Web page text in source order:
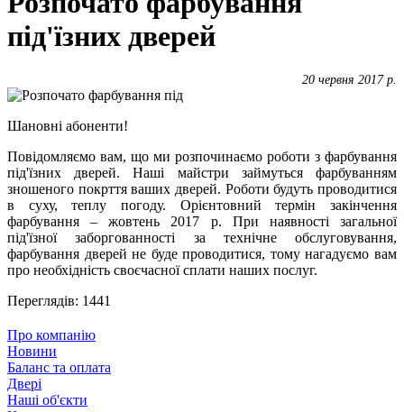
під'їзних дверей
20 червня 2017 р.
Шановні абоненти!
Повідомляємо вам, що ми розпочинаємо роботи з фарбування
під'їзних дверей. Наші майстри займуться фарбуванням
зношеного покрття ваших дверей. Роботи будуть проводитися
в суху, теплу погоду. Орієнтовний термін закінчення
фарбування – жовтень 2017 р. При наявності загальної
під'їзної заборгованності за технічне обслуговування,
фарбування дверей не буде проводитися, тому нагадуємо вам
про необхідність своєчасної сплати наших послуг.
Переглядів: 1441
Про компанію
Новини
Баланс та оплата
Двері
Наші об'єкти